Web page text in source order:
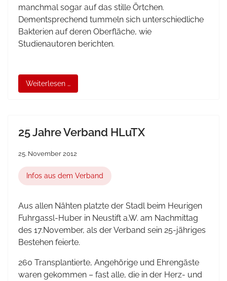
manchmal sogar auf das stille Örtchen.
Dementsprechend tummeln sich unterschiedliche
Bakterien auf deren Oberfläche, wie
Studienautoren berichten.
Weiterlesen …
25 Jahre Verband HLuTX
25. November 2012
Infos aus dem Verband
Aus allen Nähten platzte der Stadl beim Heurigen
Fuhrgassl-Huber in Neustift a.W. am Nachmittag
des 17.November, als der Verband sein 25-jähriges
Bestehen feierte.
260 Transplantierte, Angehörige und Ehrengäste
waren gekommen – fast alle, die in der Herz- und